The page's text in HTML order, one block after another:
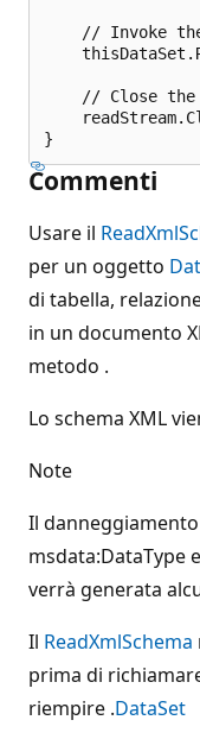
// Invoke
// Close
Commenti
Usare il
per un oggetto
di tabella,
in un documento
metodo .
Lo schema XML
Note
Il
msdata:DataType
verrà generata
Il ReadXmlSchema
prima di
riempire .DataSet